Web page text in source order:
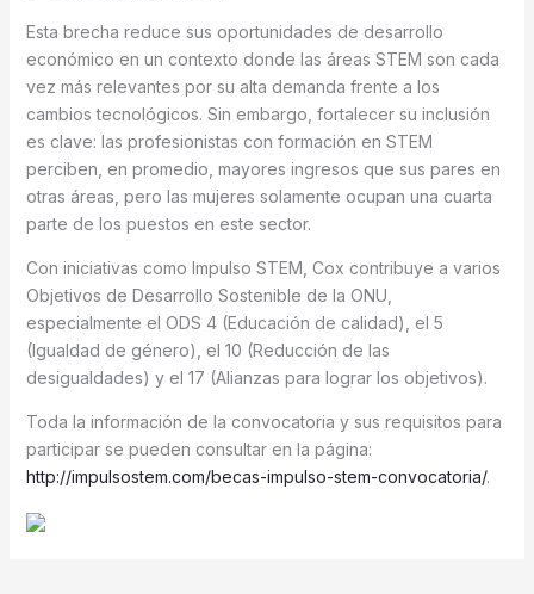
Esta brecha reduce sus oportunidades de desarrollo
económico en un contexto donde las áreas STEM son cada
vez más relevantes por su alta demanda frente a los
cambios tecnológicos. Sin embargo, fortalecer su inclusión
es clave: las profesionistas con formación en STEM
perciben, en promedio, mayores ingresos que sus pares en
otras áreas, pero las mujeres solamente ocupan una cuarta
parte de los puestos en este sector.
Con iniciativas como Impulso STEM, Cox contribuye a varios
Objetivos de Desarrollo Sostenible de la ONU,
especialmente el ODS 4 (Educación de calidad), el 5
(Igualdad de género), el 10 (Reducción de las
desigualdades) y el 17 (Alianzas para lograr los objetivos).
Toda la información de la convocatoria y sus requisitos para
participar se pueden consultar en la página:
http://impulsostem.com/becas-impulso-stem-convocatoria/.